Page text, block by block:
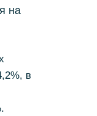
на
в